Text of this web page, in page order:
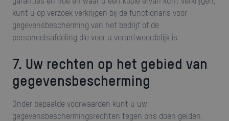
kunt u op verzoek verkrijgen bij de functionaris voor
gegevensbescherming van het bedrijf of de
personeelsafdeling die voor u verantwoordelijk is.
7. Uw rechten op het gebied van
gegevensbescherming
Onder bepaalde voorwaarden kunt u uw
gegevensbeschermingsrechten tegen ons doen gelden.